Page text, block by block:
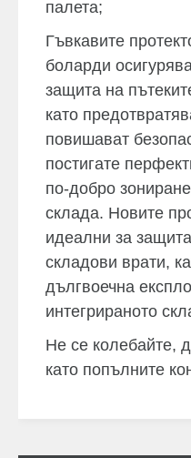
палета;
Гъвкавите
боларди
защита на
като
повишават
постигате
по-добро
склада. Новите
идеални за
складови врати,
дългвоечна
интегрираното
Не се колебайте,
като попълните